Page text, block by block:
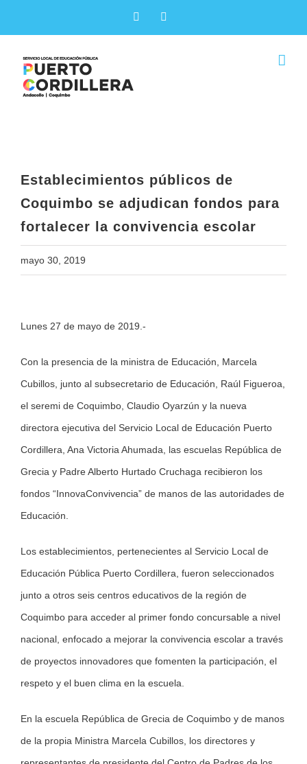
Facebook
Establecimientos públicos de
Coquimbo se adjudican fondos para
fortalecer la convivencia escolar
mayo 30, 2019
Larger
Lunes 27 de mayo de 2019.-
Con la presencia de la ministra de Educación, Marcela
Cubillos, junto al subsecretario de Educación, Raúl Figueroa,
el seremi de Coquimbo, Claudio Oyarzún y la nueva
directora ejecutiva del Servicio Local de Educación Puerto
Cordillera, Ana Victoria Ahumada, las escuelas República de
Grecia y Padre Alberto Hurtado Cruchaga recibieron los
fondos “InnovaConvivencia” de manos de las autoridades de
Educación.
Los establecimientos, pertenecientes al Servicio Local de
Educación Pública Puerto Cordillera, fueron seleccionados
junto a otros seis centros educativos de la región de
Coquimbo para acceder al primer fondo concursable a nivel
nacional, enfocado a mejorar la convivencia escolar a través
de proyectos innovadores que fomenten la participación, el
respeto y el buen clima en la escuela.
En la escuela República de Grecia de Coquimbo y de manos
de la propia Ministra Marcela Cubillos, los directores y